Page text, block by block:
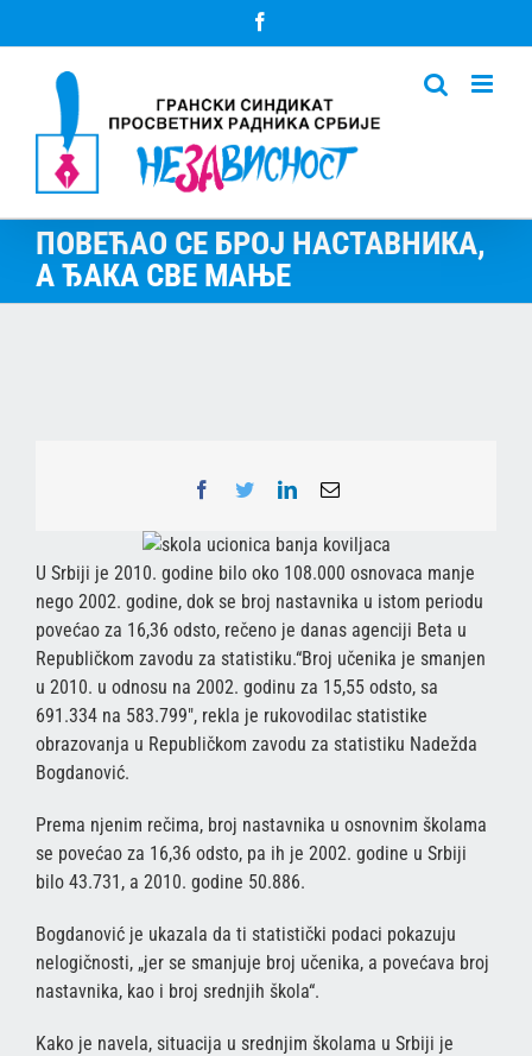
to
ПОВЕЋАО СЕ БРОЈ НАСТАВНИКА,
А ЂАКА СВЕ МАЊЕ
Facebook
TwitterLinkedInEmail
U Srbiji je 2010. godine bilo oko 108.000 osnovaca manje
nego 2002. godine, dok se broj nastavnika u istom periodu
povećao za 16,36 odsto, rečeno je danas agenciji Beta u
Republičkom zavodu za statistiku.“Broj učenika je smanjen
u 2010. u odnosu na 2002. godinu za 15,55 odsto, sa
691.334 na 583.799″, rekla je rukovodilac statistike
obrazovanja u Republičkom zavodu za statistiku Nadežda
Bogdanović.
Prema njenim rečima, broj nastavnika u osnovnim školama
se povećao za 16,36 odsto, pa ih je 2002. godine u Srbiji
bilo 43.731, a 2010. godine 50.886.
Bogdanović je ukazala da ti statistički podaci pokazuju
nelogičnosti, „jer se smanjuje broj učenika, a povećava broj
nastavnika, kao i broj srednjih škola“.
Kako je navela, situacija u srednjim školama u Srbiji je